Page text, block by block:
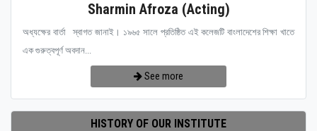
Sharmin Afroza (Acting)
অধ্যক্ষের বার্তা স্বাগত জানাই। ১৯৬৫ সালে প্রতিষ্ঠিত এই কলেজটি বাংলাদেশের শিক্ষা খাতে
এক গুরুত্বপূর্ণ অবদান...
See more
HISTORY OF OUR INSTITUTE